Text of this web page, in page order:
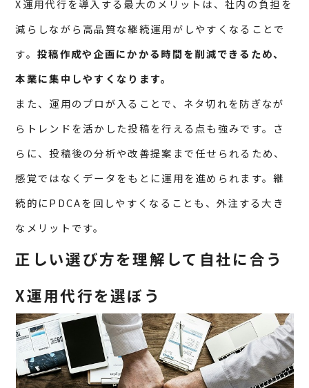
X運用代行を導入する最大のメリットは、社内の負担を
減らしながら高品質な継続運用がしやすくなることで
す。 投稿作成や企画にかかる時間を削減できるため、
本業に集中しやすくなります。
また、運用のプロが入ることで、ネタ切れを防ぎなが
らトレンドを活かした投稿を行える点も強みです。さ
らに、投稿後の分析や改善提案まで任せられるため、
感覚ではなくデータをもとに運用を進められます。継
続的にPDCAを回しやすくなることも、外注する大き
なメリットです。
正しい選び方を理解して自社に合う
X運用代行を選ぼう